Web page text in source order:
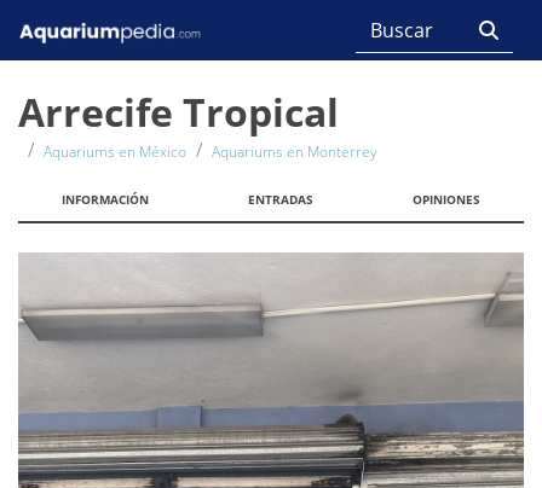
Arrecife Tropical
Aquariums en México Aquariums en Monterrey
INFORMACIÓN ENTRADAS OPINIONES